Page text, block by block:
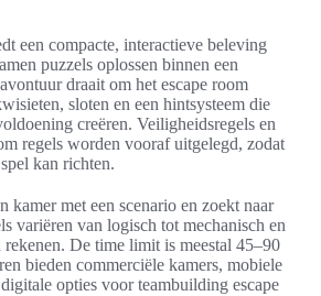
een compacte, interactieve beleving
puzzels oplossen binnen een
draait om het escape room
sloten en een hintsysteem die
creëren. Veiligheidsregels en
regels worden vooraf uitgelegd, zodat
kan richten.
kamer met een scenario en zoekt naar
variëren van logisch tot mechanisch en
rekenen. De time limit is meestal 45–90
bieden commerciële kamers, mobiele
opties voor teambuilding escape